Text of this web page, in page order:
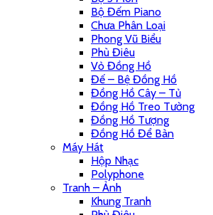
Bộ Đếm Piano
Chưa Phân Loại
Phong Vũ Biểu
Phù Điêu
Vỏ Đồng Hồ
Đế – Bệ Đồng Hồ
Đồng Hồ Cây – Tủ
Đồng Hồ Treo Tường
Đồng Hồ Tượng
Đồng Hồ Để Bàn
Máy Hát
Hộp Nhạc
Polyphone
Tranh – Ảnh
Khung Tranh